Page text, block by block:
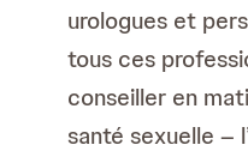
urologues et
tous ces
conseiller en
santé sexuelle –